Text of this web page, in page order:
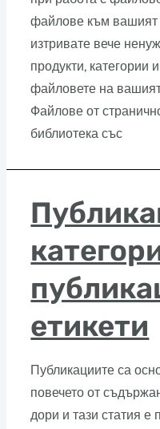
файлове към вашият
изтривате вече
продукти, категории
файловете на
Файлове от
библиотека със
етикети
Публикациите са
повечето от
дори и тази статия е